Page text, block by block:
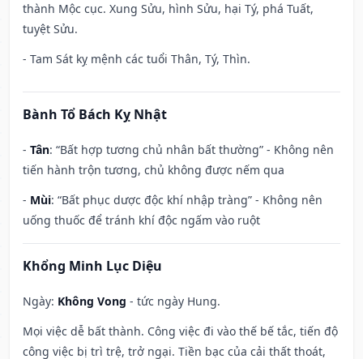
thành Mộc cục. Xung Sửu, hình Sửu, hại Tý, phá Tuất,
tuyệt Sửu.
- Tam Sát kỵ mệnh các tuổi Thân, Tý, Thìn.
Bành Tổ Bách Kỵ Nhật
- Tân: “Bất hợp tương chủ nhân bất thường” - Không nên
tiến hành trộn tương, chủ không được nếm qua
- Mùi: “Bất phục dược độc khí nhập tràng” - Không nên
uống thuốc để tránh khí độc ngấm vào ruột
Khổng Minh Lục Diệu
Ngày: Không Vong - tức ngày Hung.
Mọi việc dễ bất thành. Công việc đi vào thế bế tắc, tiến độ
công việc bị trì trệ, trở ngại. Tiền bạc của cải thất thoát,